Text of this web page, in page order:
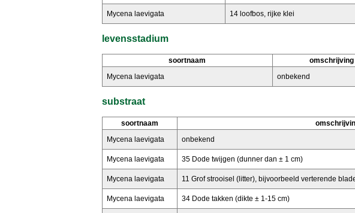
Mycena laevigata 14 loofbos, rijke klei
levensstadium
soortnaam omschrijving
Mycena laevigata
onbekend
substraat
soortnaam
Mycena laevigata
onbekend
Mycena laevigata 35 Dode twijgen (dunner dan ± 1 cm)
Mycena laevigata 11 Grof strooisel (litter), bijvoorbeeld verterende
Mycena laevigata 34 Dode takken (dikte ± 1-15 cm)